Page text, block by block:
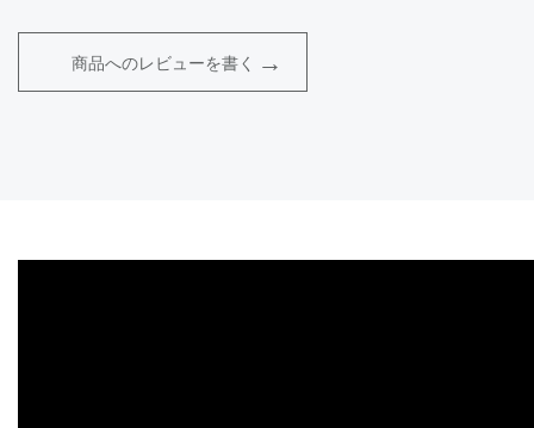
商品へのレビューを書く